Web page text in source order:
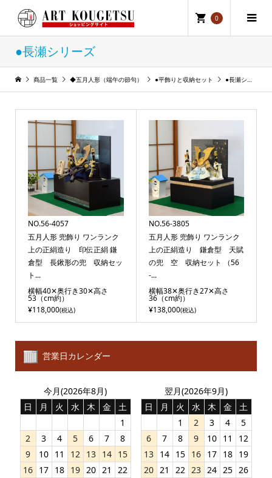
0
●長瀬シリーズ
商品一覧 ◆五月人形（端午の節句） ●平飾りと収納セット ●長瀬シリーズ
NO.56-4057
五月人形 兜飾り ワンランク
上の正絹造り 印伝正絹 鎌
倉型 長鍬形の兜 収納セッ
ト...
横幅40✕奥行き30✕高さ
53（cm約）
¥118,000(税込)
NO.56-3805
五月人形 兜飾り ワンランク
上の正絹造り 鎌倉型 天賦
の兜 空 収納セット （56
-...
横幅38✕奥行き27✕高さ
36（cm約）
¥138,000(税込)
営業日カレンダー
今月(2026年8月)
日
月 火 水 木 金
土
1
2
3 4 5 6 7
8
9
10 11 12 13 14 15
16 17 18 19 20 21
22
翌月(2026年9月)
日
月 火 水 木 金
土
1
2 3 4
5
6
7 8 9 10 11
12
13 14 15 16 17 18 19
20 21 22 23 24 25 26